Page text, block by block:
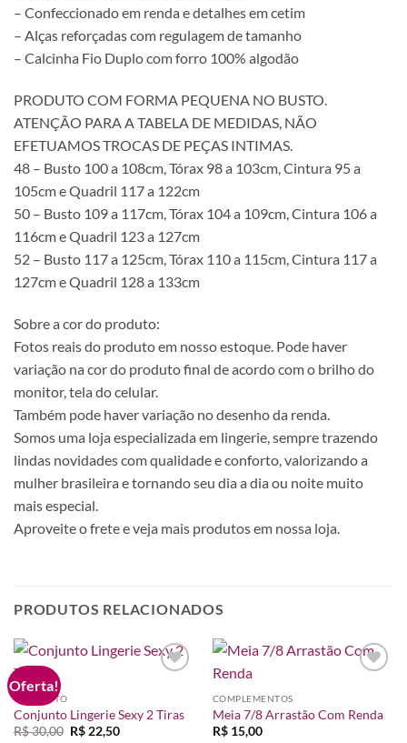
– Confeccionado em renda e detalhes em cetim
– Alças reforçadas com regulagem de tamanho
– Calcinha Fio Duplo com forro 100% algodão
PRODUTO COM FORMA PEQUENA NO BUSTO.
ATENÇÃO PARA A TABELA DE MEDIDAS, NÃO
EFETUAMOS TROCAS DE PEÇAS INTIMAS.
48 – Busto 100 a 108cm, Tórax 98 a 103cm, Cintura 95 a
105cm e Quadril 117 a 122cm
50 – Busto 109 a 117cm, Tórax 104 a 109cm, Cintura 106 a
116cm e Quadril 123 a 127cm
52 – Busto 117 a 125cm, Tórax 110 a 115cm, Cintura 117 a
127cm e Quadril 128 a 133cm
Sobre a cor do produto:
Fotos reais do produto em nosso estoque. Pode haver
variação na cor do produto final de acordo com o brilho do
monitor, tela do celular.
Também pode haver variação no desenho da renda.
Somos uma loja especializada em lingerie, sempre trazendo
lindas novidades com qualidade e conforto, valorizando a
mulher brasileira e tornando seu dia a dia ou noite muito
mais especial.
Aproveite o frete e veja mais produtos em nossa loja.
PRODUTOS RELACIONADOS
Oferta!
desejos
CONJUNTO
Conjunto Lingerie Sexy 2 Tiras
R$30,00 O
R$22,50O
desejos
COMPLEMENTOS
Meia 7/8 Arrastão Com Renda
R$15,00